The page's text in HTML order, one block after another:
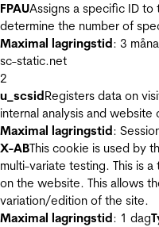
FPAUAssigns a specific ID
determine the number of
Maximal lagringstid: 3
sc-static.net
2
u_scsidRegisters data on
internal analysis and website
Maximal lagringstid:
X-ABThis cookie is used by
multi-variate testing. This is
on the website. This allows
variation/edition of the site.
Maximal lagringstid: 1 dag